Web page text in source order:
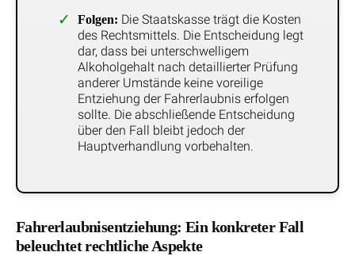
Folgen: Die Staatskasse trägt die Kosten
des Rechtsmittels. Die Entscheidung legt
dar, dass bei unterschwelligem
Alkoholgehalt nach detaillierter Prüfung
anderer Umstände keine voreilige
Entziehung der Fahrerlaubnis erfolgen
sollte. Die abschließende Entscheidung
über den Fall bleibt jedoch der
Hauptverhandlung vorbehalten.
Fahrerlaubnisentziehung: Ein konkreter Fall
beleuchtet rechtliche Aspekte